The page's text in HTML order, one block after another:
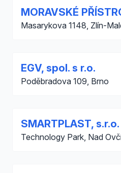
MORAVSKÉ
Masarykova 1148, Zlín-
EGV, spol. s r.o.
Poděbradova 109, Brno
SMARTPLAST, s.r.o.
Technology Park, Nad